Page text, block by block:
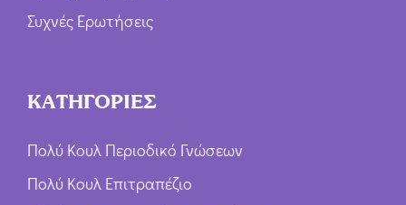
Συχνές Ερωτήσεις
ΚΑΤΗΓΟΡΙΕΣ
Πολύ Κουλ Περιοδικό Γνώσεων
Πολύ Κουλ Επιτραπέζιο